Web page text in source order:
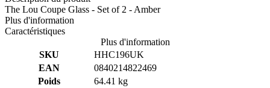
The Lou Coupe Glass - Set of 2 - Amber
Plus d'information
Caractéristiques
Plus d'information
SKU
HHC196UK
EAN
0840214822469
Poids
64.41 kg